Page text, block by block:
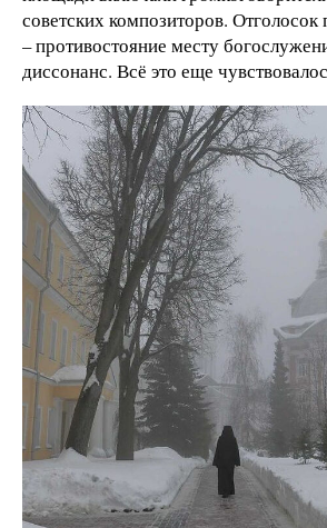
советских композиторов.
– противостояние месту
диссонанс. Всё это еще